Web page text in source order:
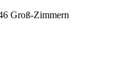
Groß-Zimmern